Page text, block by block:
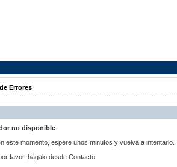
Errores
no disponible
este momento, espere unos minutos y vuelva a intentarlo.
favor, hágalo desde Contacto.